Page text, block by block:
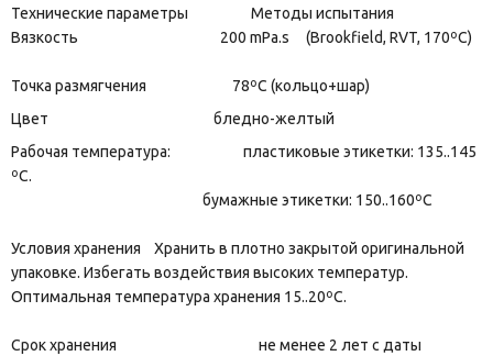
Технические параметры Методы испытания
Вязкость 200 mPa.s (Brookfield, RVT, 170ºС)
Точка размягчения 78ºС (кольцо+шар)
Цвет бледно-желтый
Рабочая температура: пластиковые этикетки: 135..145
ºС.
бумажные этикетки: 150..160ºС
Условия хранения Хранить в плотно закрытой оригинальной
упаковке. Избегать воздействия высоких температур.
Оптимальная температура хранения 15..20ºС.
Срок хранения не менее 2 лет с даты